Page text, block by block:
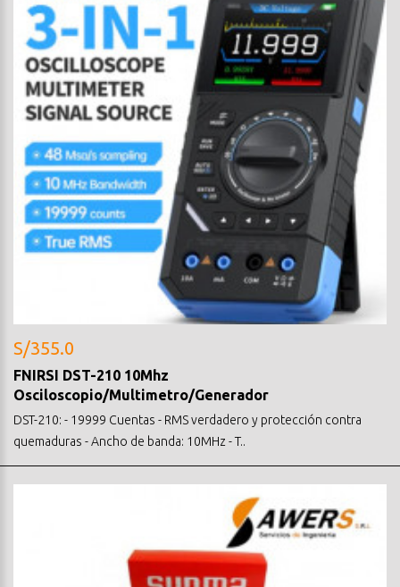
S/355.0
FNIRSI DST-210 10Mhz
Osciloscopio/Multimetro/Generador
DST-210: - 19999 Cuentas - RMS verdadero y protección contra
quemaduras - Ancho de banda: 10MHz - T..